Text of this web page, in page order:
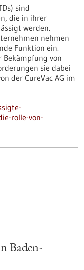
sind
die in ihrer
werden.
nehmen
Funktion ein.
Bekämpfung von
sie dabei
der CureVac AG im
rolle-von-
Baden-